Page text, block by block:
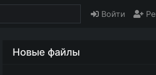
Войти
Новые файлы